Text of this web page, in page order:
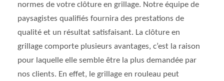
normes de votre clôture en grillage. Notre équipe de
paysagistes qualifiés fournira des prestations de
qualité et un résultat satisfaisant. La clôture en
grillage comporte plusieurs avantages, c’est la raison
pour laquelle elle semble être la plus demandée par
nos clients. En effet, le grillage en rouleau peut